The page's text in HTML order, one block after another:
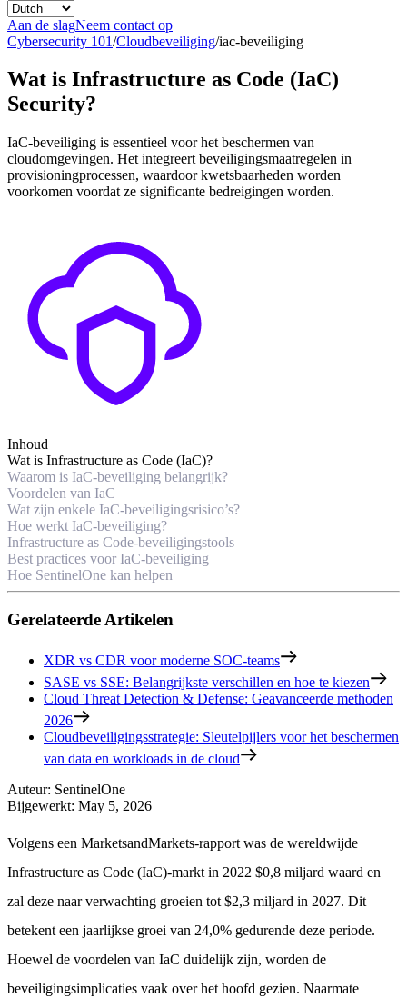
Aan de slagNeem contact op
Cybersecurity 101/Cloudbeveiliging/iac-beveiliging
Wat is Infrastructure as Code (IaC)
Security?
IaC-beveiliging is essentieel voor het beschermen van
cloudomgevingen. Het integreert beveiligingsmaatregelen in
provisioningprocessen, waardoor kwetsbaarheden worden
voorkomen voordat ze significante bedreigingen worden.
Inhoud
Wat is Infrastructure as Code (IaC)?
Waarom is IaC-beveiliging belangrijk?
Voordelen van IaC
Wat zijn enkele IaC-beveiligingsrisico’s?
Hoe werkt IaC-beveiliging?
Infrastructure as Code-beveiligingstools
Best practices voor IaC-beveiliging
Hoe SentinelOne kan helpen
Gerelateerde Artikelen
XDR vs CDR voor moderne SOC-teams
SASE vs SSE: Belangrijkste verschillen en hoe te kiezen
Cloud Threat Detection & Defense: Geavanceerde methoden
2026
Cloudbeveiligingsstrategie: Sleutelpijlers voor het beschermen
van data en workloads in de cloud
Auteur: SentinelOne
Bijgewerkt: May 5, 2026
Volgens een MarketsandMarkets-rapport was de wereldwijde
Infrastructure as Code (IaC)-markt in 2022 $0,8 miljard waard en
zal deze naar verwachting groeien tot $2,3 miljard in 2027. Dit
betekent een jaarlijkse groei van 24,0% gedurende deze periode.
Hoewel de voordelen van IaC duidelijk zijn, worden de
beveiligingsimplicaties vaak over het hoofd gezien. Naarmate